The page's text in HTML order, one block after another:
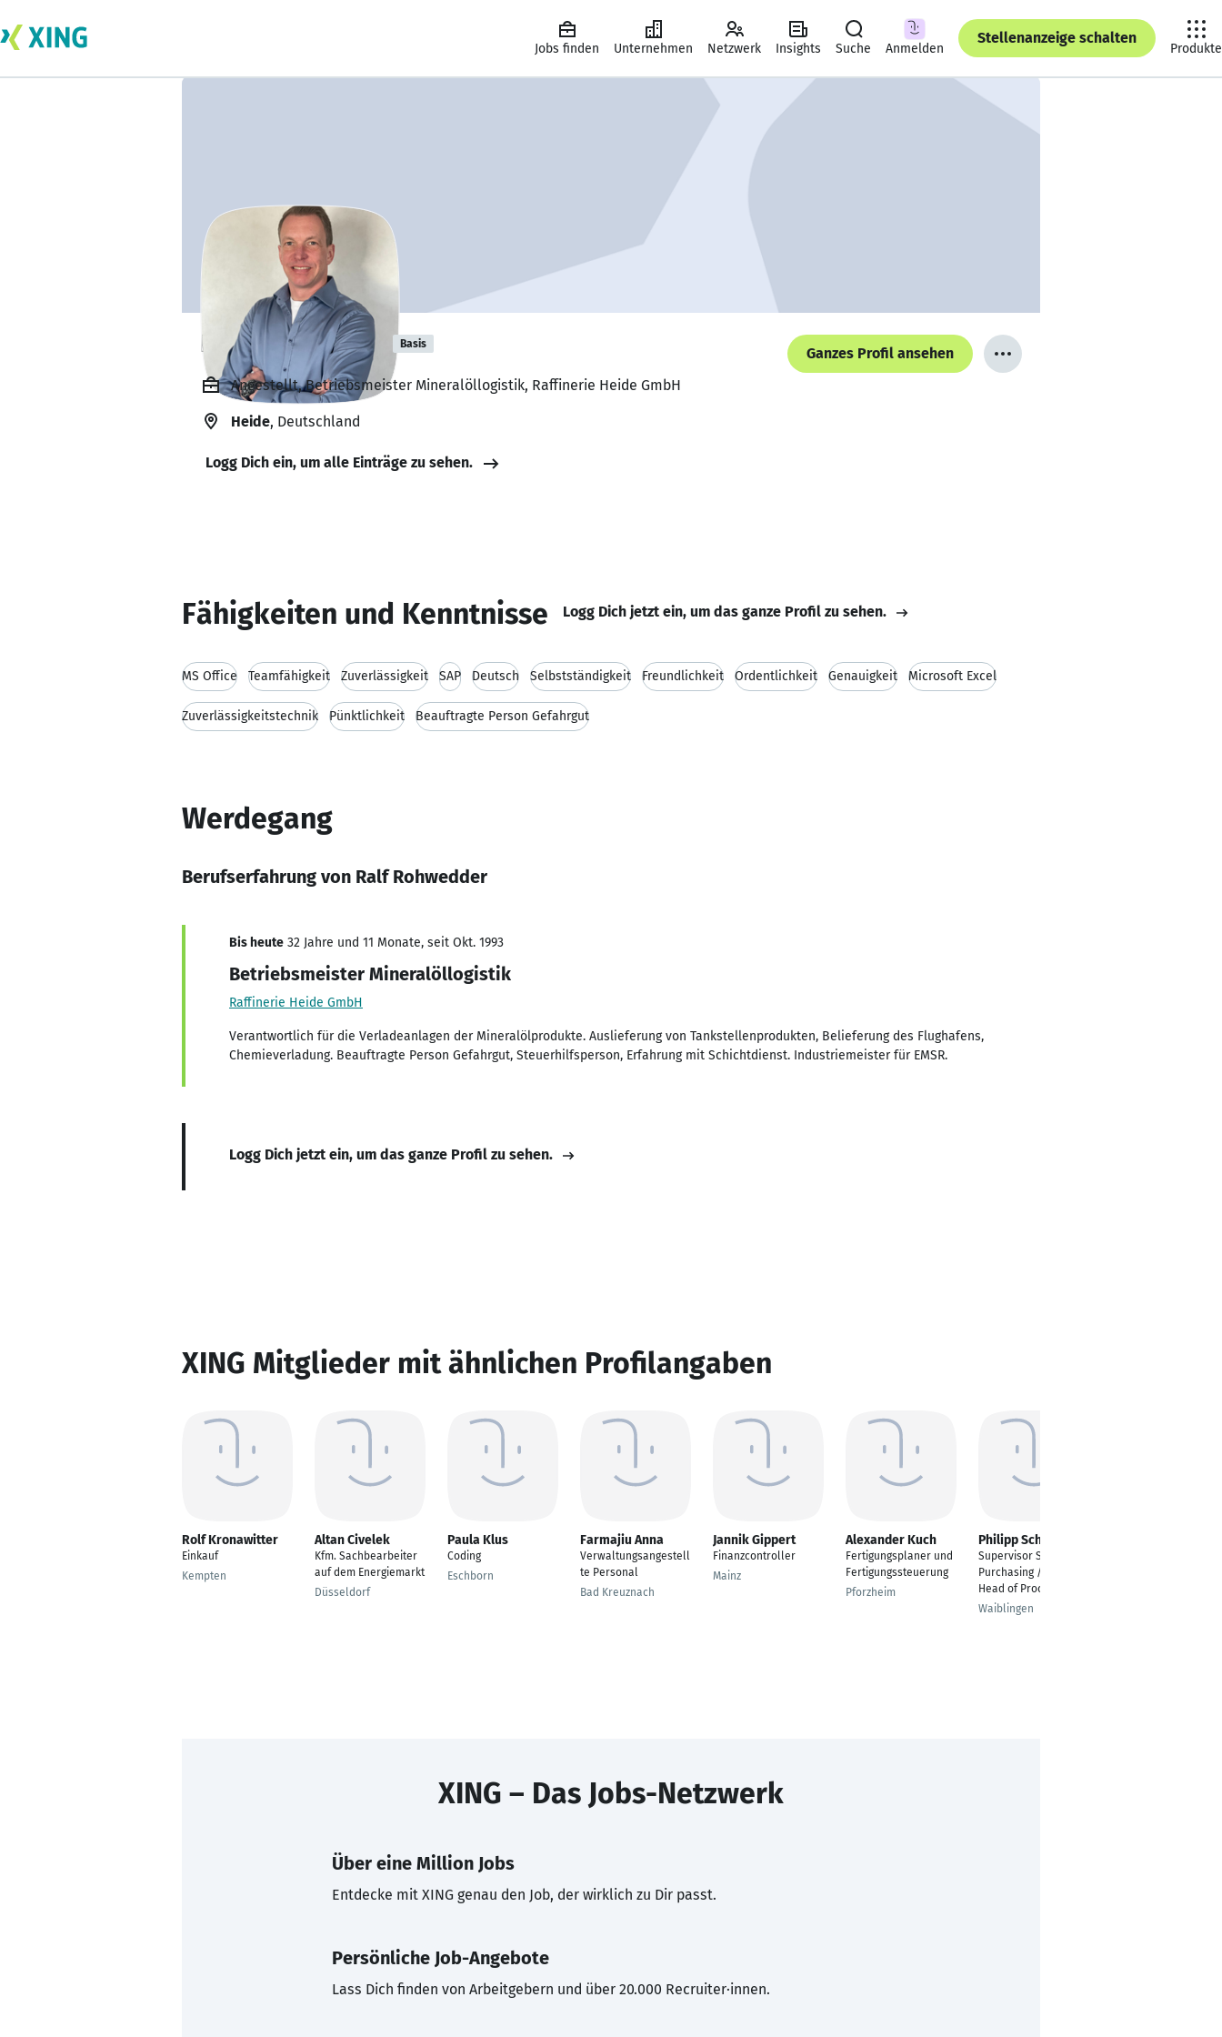
Jobs finden Unternehmen Netzwerk Insights Suche Anmelden
Stellenanzeige schalten
Produkte
Ralf Rohwedder Basis
Ganzes Profil ansehen
Angestellt, Betriebsmeister Mineralöllogistik, Raffinerie Heide GmbH
Heide, Deutschland
Logg Dich ein, um alle Einträge zu sehen.
Fähigkeiten und Kenntnisse Logg Dich jetzt ein, um das ganze Profil zu sehen.
MS Office Teamfähigkeit Zuverlässigkeit SAP Deutsch Selbstständigkeit Freundlichkeit Ordentlichkeit Genauigkeit Microsoft Excel
Zuverlässigkeitstechnik Pünktlichkeit Beauftragte Person Gefahrgut
Werdegang
Berufserfahrung von Ralf Rohwedder
Bis heute 32 Jahre und 11 Monate, seit Okt. 1993
Betriebsmeister Mineralöllogistik
Raffinerie Heide GmbH
Verantwortlich für die Verladeanlagen der Mineralölprodukte. Auslieferung von Tankstellenprodukten, Belieferung des Flughafens,
Chemieverladung. Beauftragte Person Gefahrgut, Steuerhilfsperson, Erfahrung mit Schichtdienst. Industriemeister für EMSR.
Logg Dich jetzt ein, um das ganze Profil zu sehen.
XING Mitglieder mit ähnlichen Profilangaben
Rolf Kronawitter
Einkauf
Kempten
Altan Civelek
Kfm. Sachbearbeiter
auf dem Energiemarkt
Düsseldorf
Paula Klus
Coding
Eschborn
Farmajiu Anna
Verwaltungsangestell
te Personal
Bad Kreuznach
Jannik Gippert
Finanzcontroller
Mainz
Alexander Kuch
Fertigungsplaner und
Fertigungssteuerung
Pforzheim
Philipp Schiele
Supervisor Strategic
Purchasing / Deputy
Head of Procurement
Waiblingen
XING – Das Jobs-Netzwerk
Über eine Million Jobs
Entdecke mit XING genau den Job, der wirklich zu Dir passt.
Persönliche Job-Angebote
Lass Dich finden von Arbeitgebern und über 20.000 Recruiter·innen.